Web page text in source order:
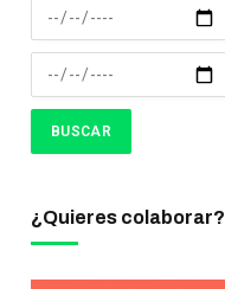
¿Quieres colaborar?